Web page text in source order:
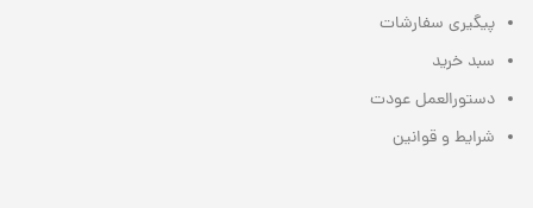
پیگیری سفارشات
سبد خرید
دستورالعمل عودت
شرایط و قوانین